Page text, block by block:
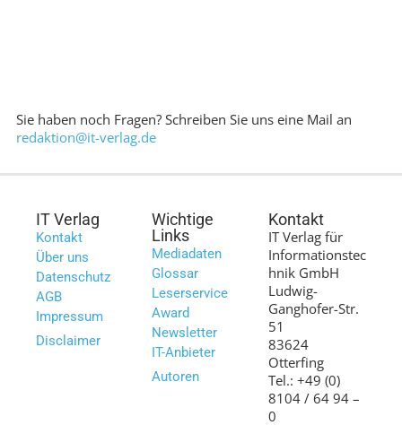
Sie haben noch Fragen? Schreiben Sie uns eine Mail an
redaktion@it-verlag.de
IT Verlag
Kontakt
Über uns
Datenschutz
AGB
Impressum
Disclaimer
Wichtige
Links
Mediadaten
Glossar
Leserservice
Award
Newsletter
IT-Anbieter
Autoren
Kontakt
IT Verlag für
Informationstec
hnik GmbH
Ludwig-
Ganghofer-Str.
51
83624
Otterfing
Tel.: +49 (0)
8104 / 64 94 –
0